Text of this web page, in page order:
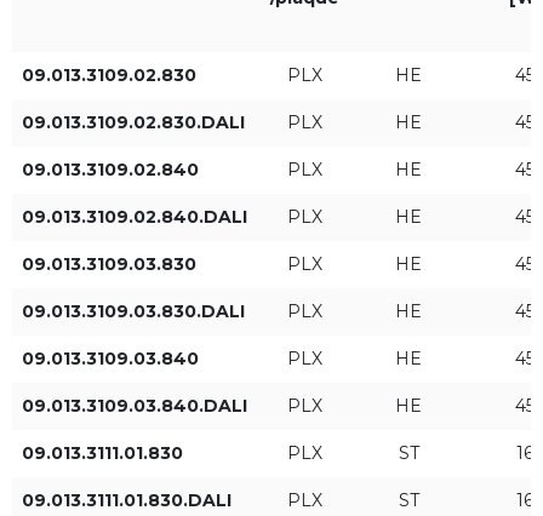
DarkLight White
Couleur de la lumière
840
940
IP
09.013.3109.02.830 PLX HE 45
09.013.3109.02.830.DALI PLX HE 45
09.013.3109.02.840 PLX HE 45
09.013.3109.02.840.DALI PLX HE 45
09.013.3109.03.830 PLX HE 45
09.013.3109.03.830.DALI PLX HE 45
09.013.3109.03.840 PLX HE 45
09.013.3109.03.840.DALI PLX HE 45
09.013.3111.01.830 PLX ST 16
09.013.3111.01.830.DALI PLX ST 16